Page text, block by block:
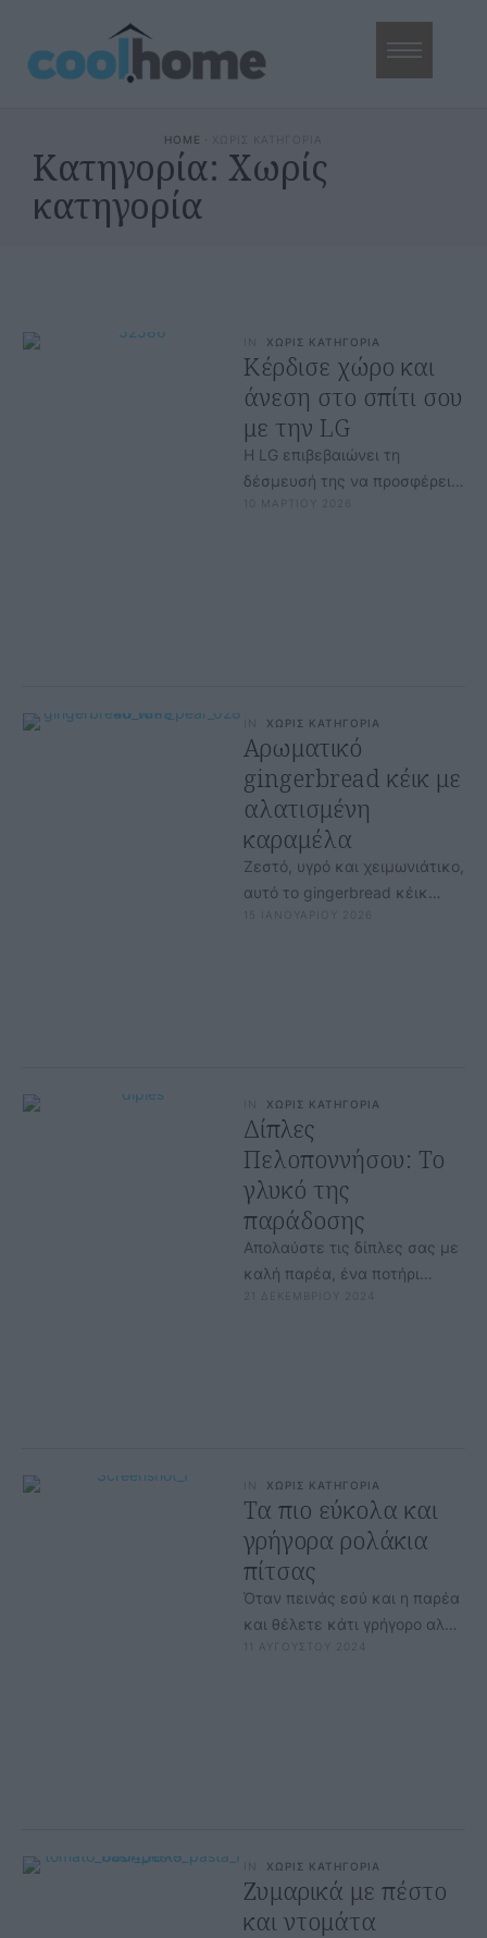
HOME · ΧΩΡΙΣ ΚΑΤΗΓΟΡΙΑ
Κατηγορία: Χωρίς
κατηγορία
IN ΧΩΡΙΣ ΚΑΤΗΓΟΡΙΑ
Κέρδισε χώρο και
άνεση στο σπίτι σου
με την LG
Η LG επιβεβαιώνει τη
δέσμευσή της να προσφέρει
ολοκληρωμένες λύσεις που
10 ΜΑΡΤΙΟΥ 2026
IN ΧΩΡΙΣ ΚΑΤΗΓΟΡΙΑ
Αρωματικό
gingerbread κέικ με
αλατισμένη
καραμέλα
Ζεστό, υγρό και χειμωνιάτικο,
αυτό το gingerbread κέικ
είναι από εκείνα που
15 ΙΑΝΟΥΑΡΙΟΥ 2026
IN ΧΩΡΙΣ ΚΑΤΗΓΟΡΙΑ
Δίπλες
Πελοποννήσου: Το
γλυκό της
παράδοσης
Απολαύστε τις δίπλες σας με
καλή παρέα, ένα ποτήρι
γλυκό κρασί ή τσίπουρο, και
21 ΔΕΚΕΜΒΡΙΟΥ 2024
IN ΧΩΡΙΣ ΚΑΤΗΓΟΡΙΑ
Τα πιο εύκολα και
γρήγορα ρολάκια
πίτσας
Όταν πεινάς εσύ και η παρέα
και θέλετε κάτι γρήγορο αλλά
και γευστικό αυτά το ρολάκια
11 ΑΥΓΟΥΣΤΟΥ 2024
IN ΧΩΡΙΣ ΚΑΤΗΓΟΡΙΑ
Ζυμαρικά με πέστο
και ντομάτα